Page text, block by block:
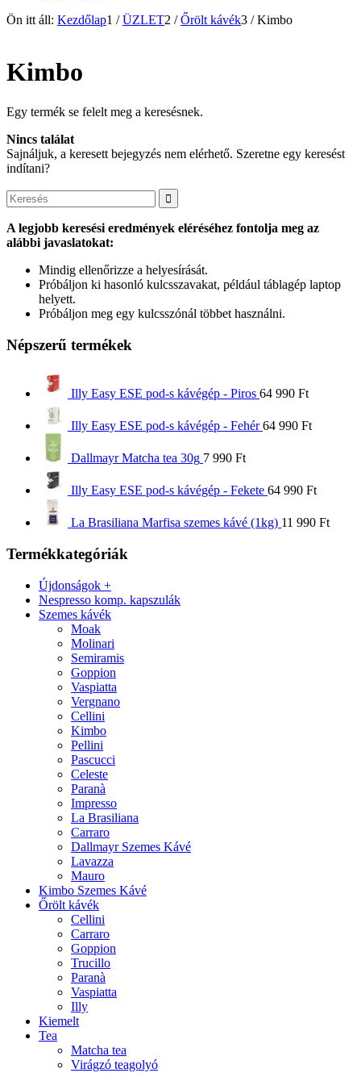
Ön itt áll: Kezdőlap1 / ÜZLET2 / Őrölt kávék3 / Kimbo
Kimbo
Egy termék se felelt meg a keresésnek.
Nincs találat
Sajnáljuk, a keresett bejegyzés nem elérhető. Szeretne egy keresést
indítani?
A legjobb keresési eredmények eléréséhez fontolja meg az
alábbi javaslatokat:
Mindig ellenőrizze a helyesírását.
Próbáljon ki hasonló kulcsszavakat, például táblagép laptop
helyett.
Próbáljon meg egy kulcsszónál többet használni.
Népszerű termékek
Illy Easy ESE pod-s kávégép - Piros 64 990 Ft
Illy Easy ESE pod-s kávégép - Fehér 64 990 Ft
Dallmayr Matcha tea 30g 7 990 Ft
Illy Easy ESE pod-s kávégép - Fekete 64 990 Ft
La Brasiliana Marfisa szemes kávé (1kg) 11 990 Ft
Termékkategóriák
Újdonságok +
Nespresso komp. kapszulák
Szemes kávék
Moak
Molinari
Semiramis
Goppion
Vaspiatta
Vergnano
Cellini
Kimbo
Pellini
Pascucci
Celeste
Paranà
Impresso
La Brasiliana
Carraro
Dallmayr Szemes Kávé
Lavazza
Mauro
Kimbo Szemes Kávé
Őrölt kávék
Cellini
Carraro
Goppion
Trucillo
Paranà
Vaspiatta
Illy
Kiemelt
Tea
Matcha tea
Virágzó teagolyó